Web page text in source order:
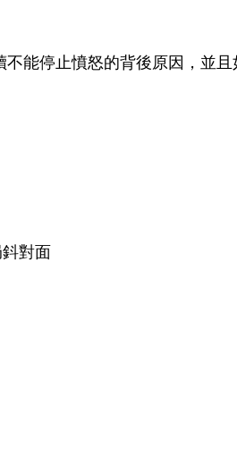
能停止憤怒的背後原因，並且
對面